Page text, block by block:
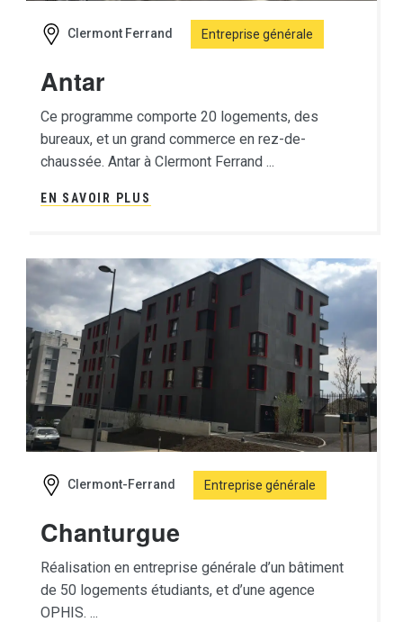
Clermont Ferrand Entreprise générale
Antar
Ce programme comporte 20 logements, des
bureaux, et un grand commerce en rez-de-
chaussée. Antar à Clermont Ferrand ...
EN SAVOIR PLUS
Clermont-Ferrand Entreprise générale
Chanturgue
Réalisation en entreprise générale d’un bâtiment
de 50 logements étudiants, et d’une agence
OPHIS. ...